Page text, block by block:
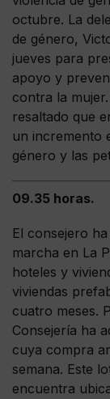
octubre. La
de género,
jueves para
apoyo y
contra la
resaltado que
un incremento
género y las
09.35 horas.
El consejero
marcha en La
hoteles y
viviendas
cuatro meses.
Consejería ha
cuya compra
semana. Este
encuentra